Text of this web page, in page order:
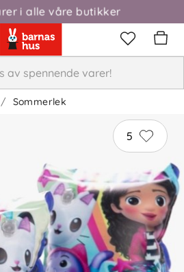
i alle våre butikker
over 1000,-
Sommerlek
5